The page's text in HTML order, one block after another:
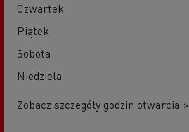
Czwartek
Piątek
Sobota
Niedziela
Zobacz szczegóły godzin otwarcia >